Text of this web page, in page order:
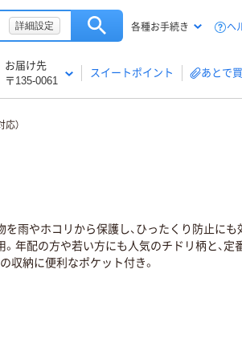
詳細設定 各種お手続き ヘ
お届け先
〒135-0061
スイートポイント あとで
）
雨やホコリから保護し、ひったくり防止にも
年配の方や若い方にも人気のチドリ柄と、定
収納に便利なポケット付き。